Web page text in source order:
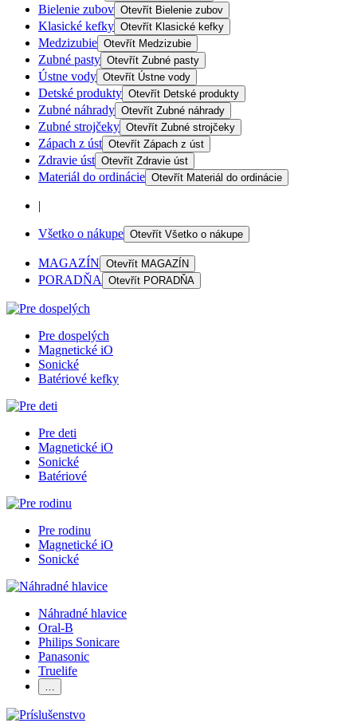
Bielenie zubov Otevřít Bielenie zubov
Klasické kefky Otevřít Klasické kefky
Medzizubie Otevřít Medzizubie
Zubné pasty Otevřít Zubné pasty
Ústne vody Otevřít Ústne vody
Detské produkty Otevřít Detské produkty
Zubné náhrady Otevřít Zubné náhrady
Zubné strojčeky Otevřít Zubné strojčeky
Zápach z úst Otevřít Zápach z úst
Zdravie úst Otevřít Zdravie úst
Materiál do ordinácie Otevřít Materiál do ordinácie
|
Všetko o nákupe Otevřít Všetko o nákupe
MAGAZÍN Otevřít MAGAZÍN
PORADŇA Otevřít PORADŇA
Pre dospelých
Magnetické iO
Sonické
Batériové kefky
Pre deti
Magnetické iO
Sonické
Batériové
Pre rodinu
Magnetické iO
Sonické
Náhradné hlavice
Oral-B
Philips Sonicare
Panasonic
Truelife
…